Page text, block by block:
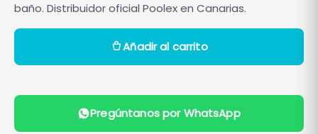
baño. Distribuidor oficial Poolex en Canarias.
B
d
Añadir al carrito
Pregúntanos por WhatsApp